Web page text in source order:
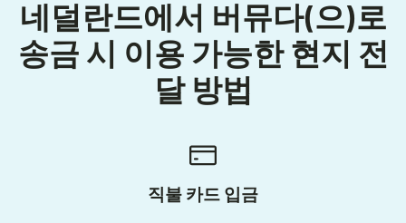
네덜란드에서 버뮤다(으)로
송금 시 이용 가능한 현지 전
달 방법
직불 카드 입금